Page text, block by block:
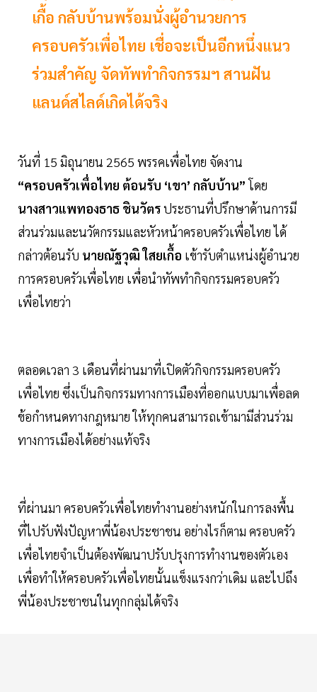
เกื้อ กลับบ้านพร้อมนั่งผู้อำนวยการ
ครอบครัวเพื่อไทย เชื่อจะเป็นอีกหนึ่งแนว
ร่วมสำคัญ จัดทัพทำกิจกรรมฯ สานฝัน
แลนด์สไลด์เกิดได้จริง
วันที่ 15 มิถุนายน 2565 พรรคเพื่อไทย จัดงาน
“ครอบครัวเพื่อไทย ต้อนรับ ‘เขา’ กลับบ้าน”โดย
นางสาวแพทองธาธ ชินวัตรประธานที่ปรึกษาด้านการมี
ส่วนร่วมและนวัตกรรมและหัวหน้าครอบครัวเพื่อไทย ได้
กล่าวต้อนรับ นายณัฐวุฒิ ใสยเกื้อ เข้ารับตำแหน่งผู้อำนวย
การครอบครัวเพื่อไทย เพื่อนำทัพทำกิจกรรมครอบครัว
เพื่อไทยว่า
ตลอดเวลา 3 เดือนที่ผ่านมาที่เปิดตัวกิจกรรมครอบครัว
เพื่อไทย ซึ่งเป็นกิจกรรมทางการเมืองที่ออกแบบมาเพื่อลด
ข้อกำหนดทางกฎหมาย ให้ทุกคนสามารถเข้ามามีส่วนร่วม
ทางการเมืองได้อย่างแท้จริง
ที่ผ่านมา ครอบครัวเพื่อไทยทำงานอย่างหนักในการลงพื้น
ที่ไปรับฟังปัญหาพี่น้องประชาชน อย่างไรก็ตาม ครอบครัว
เพื่อไทยจำเป็นต้องพัฒนาปรับปรุงการทำงานของตัวเอง
เพื่อทำให้ครอบครัวเพื่อไทยนั้นแข็งแรงกว่าเดิม และไปถึง
พี่น้องประชาชนในทุกกลุ่มได้จริง